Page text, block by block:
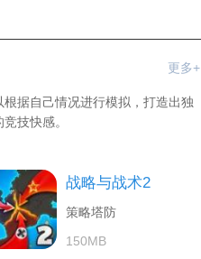
更多+
据自己情况进行模拟，打造出独
技快感。
战略与战术2
策略塔防
150MB